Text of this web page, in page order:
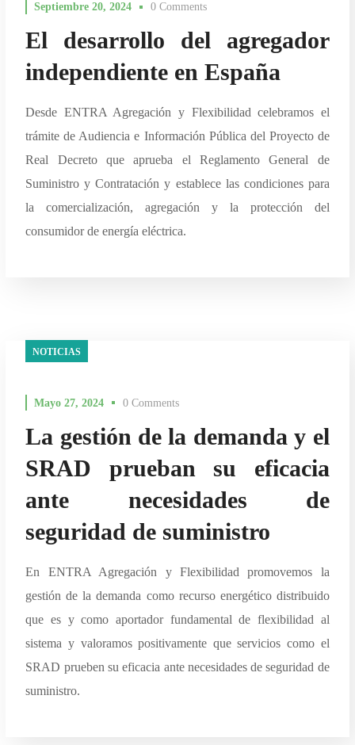
Septiembre 20, 2024 0 Comments
El desarrollo del agregador
independiente en España
Desde ENTRA Agregación y Flexibilidad celebramos el
trámite de Audiencia e Información Pública del Proyecto de
Real Decreto que aprueba el Reglamento General de
Suministro y Contratación y establece las condiciones para
la comercialización, agregación y la protección del
consumidor de energía eléctrica.
NOTICIAS
Mayo 27, 2024 0 Comments
La gestión de la demanda y el
SRAD prueban su eficacia
ante necesidades de
seguridad de suministro
En ENTRA Agregación y Flexibilidad promovemos la
gestión de la demanda como recurso energético distribuido
que es y como aportador fundamental de flexibilidad al
sistema y valoramos positivamente que servicios como el
SRAD prueben su eficacia ante necesidades de seguridad de
suministro.